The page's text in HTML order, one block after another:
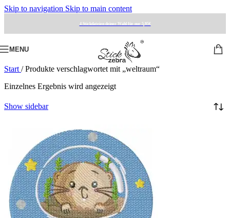
Skip to navigation Skip to main content
4 Stickdateien deiner Wahl für nur 5,95€
MENU
Start / Produkte verschlagwortet mit „weltraum“
Einzelnes Ergebnis wird angezeigt
Show sidebar